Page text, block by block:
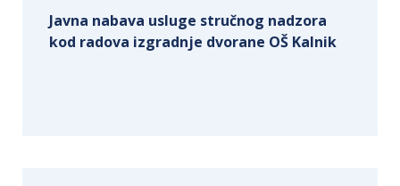
Javna nabava usluge stručnog nadzora
kod radova izgradnje dvorane OŠ Kalnik